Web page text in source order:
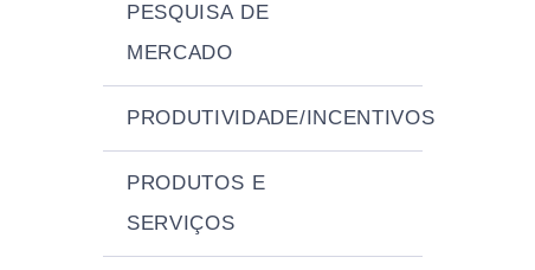
PESQUISA DE
MERCADO
PRODUTIVIDADE/INCENTIVOS
PRODUTOS E
SERVIÇOS